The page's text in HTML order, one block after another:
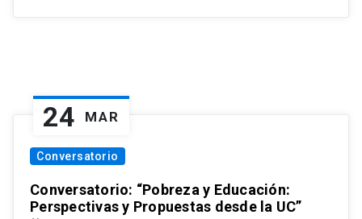
24 MAR
Conversatorio
Conversatorio: “Pobreza y Educación:
Perspectivas y Propuestas desde la UC”